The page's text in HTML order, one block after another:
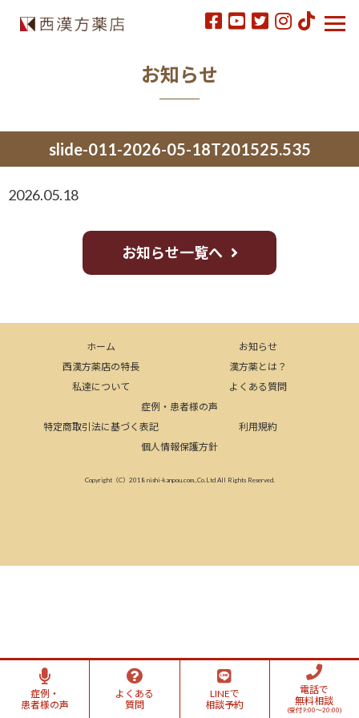
お知らせ
slide-011-2026-05-18T201525.535
2026.05.18
お知らせ一覧へ
ホーム
お知らせ
西漢方薬店の特長
漢方薬とは？
私達について
よくある質問
症例・患者様の声
特定商取引法に基づく表記
利用規約
個人情報保護方針
Copyright（C）2018 nishi-kanpou.com.,Co.Ltd All Rights Reserved.
症例・
患者様の声
よくある
質問
LINEで
相談予約
電話で
無料相談
(受付9:00～20:00)